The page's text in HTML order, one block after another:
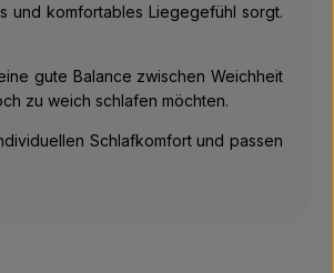
und komfortables Liegegefühl sorgt.
gute Balance zwischen Weichheit
zu weich schlafen möchten.
Schlafkomfort und passen